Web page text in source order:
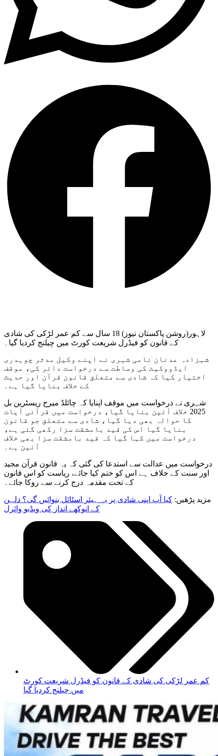
لاہور(روشن پاکستان نیوز) 18 سال سے کم عمر لڑکی کی شادی
کے قانون کو فیڈرل شریعت کورٹ میں چیلنج کردیا گیا۔
شہزادہ عدنان نامی شہری نے اپنے وکیل مدثر چوہدری
ایڈووکیٹ کی وساطت سے درخواست دائر کی، موقف
اختیار کیا کہ شادی سے متعلق قانون قرآن اور حدیث
کے خلاف بنایا گیا ہے۔
شہری نے درخواست میں موقف اپنایا کہ چائلڈ میرج ریسٹرین بل
2025 خلاف آئین بنایا گیا، درخواست میں قرآنی آیات
کا حوالہ بھی دیا گیا، شادی سے متعلق جو قانون
بنایا گیا اس کی قید بامشقت سزا رکھی گئی ہے،
درخواست میں کہا گیا کہ قید بامشقت سزا بھی خلاف
آئین ہے۔
درخواست میں عدالت سے استدعا کی گئی کہ یہ قانون قرآن مجید
اور سنت کے خلاف ہے اس کو ختم کیا جائے، ریاست کو اس قانون
کے تحت مقدمہ درج کرنے سے روکا جائے۔
مزید پڑھیں: کیا آپ اپنی شادی پر یہ ہیئر اسٹائل بنوائیں گی؟ دلہن
کے انوکھے انداز کی ویڈیو وائرل
کم عمر لڑکی کی شادی کے قانون کو فیڈرل شریعت کورٹ
میں چیلنج کردیا گیا